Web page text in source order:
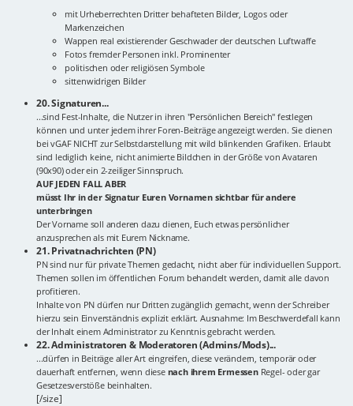
mit Urheberrechten Dritter behafteten Bilder, Logos oder
Markenzeichen
Wappen real existierender Geschwader der deutschen Luftwaffe
Fotos fremder Personen inkl. Prominenter
politischen oder religiösen Symbole
sittenwidrigen Bilder
20. Signaturen...
...sind Fest-Inhalte, die Nutzer in ihren "Persönlichen Bereich" festlegen
können und unter jedem ihrer Foren-Beiträge angezeigt werden. Sie dienen
bei vGAF NICHT zur Selbstdarstellung mit wild blinkenden Grafiken. Erlaubt
sind lediglich keine, nicht animierte Bildchen in der Größe von Avataren
(90x90) oder ein 2-zeiliger Sinnspruch.
AUF JEDEN FALL ABER
müsst Ihr in der Signatur Euren Vornamen sichtbar für andere
unterbringen
Der Vorname soll anderen dazu dienen, Euch etwas persönlicher
anzusprechen als mit Eurem Nickname.
21. Privatnachrichten (PN)
PN sind nur für private Themen gedacht, nicht aber für individuellen Support.
Themen sollen im öffentlichen Forum behandelt werden, damit alle davon
profitieren.
Inhalte von PN dürfen nur Dritten zugänglich gemacht, wenn der Schreiber
hierzu sein Einverständnis explizit erklärt. Ausnahme: Im Beschwerdefall kann
der Inhalt einem Administrator zu Kenntnis gebracht werden.
22. Administratoren & Moderatoren (Admins/Mods)...
...dürfen in Beiträge aller Art eingreifen, diese verändern, temporär oder
dauerhaft entfernen, wenn diese nach ihrem ErmessenRegel- oder gar
Gesetzesverstöße beinhalten.
[/size]